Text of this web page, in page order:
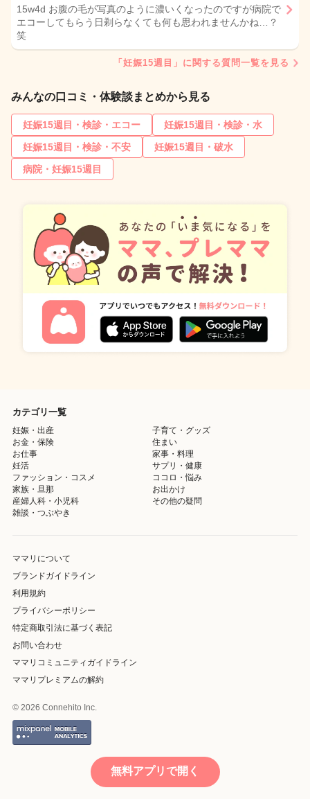
15w4d お腹の毛が写真のように濃いくなったのですが病院で
エコーしてもらう日剃らなくても何も思われませんかね…？
笑
「妊娠15週目」に関する質問一覧を見る
みんなの口コミ・体験談まとめから見る
妊娠15週目・検診・エコー
妊娠15週目・検診・水
妊娠15週目・検診・不安
妊娠15週目・破水
病院・妊娠15週目
カテゴリ一覧
妊娠・出産
子育て・グッズ
お金・保険
住まい
お仕事
家事・料理
妊活
サプリ・健康
ファッション・コスメ
ココロ・悩み
家族・旦那
お出かけ
産婦人科・小児科
その他の疑問
雑談・つぶやき
ママリについて
ブランドガイドライン
利用規約
プライバシーポリシー
特定商取引法に基づく表記
お問い合わせ
ママリコミュニティガイドライン
ママリプレミアムの解約
© 2026 Connehito Inc.
無料アプリで開く